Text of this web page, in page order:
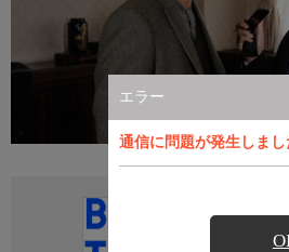
エラー
通信に問題が発生しま
直近の放送予